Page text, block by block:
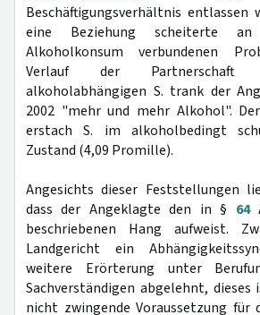
Beschäftigungsverhältnis entlassen
eine Beziehung scheiterte
Alkoholkonsum verbundenen
Verlauf der
alkoholabhängigen S. trank der
2002 "mehr und mehr Alkohol".
erstach S. im alkoholbedingt
Zustand (4,09 Promille).
Angesichts dieser Feststellungen
dass der Angeklagte den in § 64
beschriebenen Hang aufweist.
Landgericht ein
weitere Erörterung unter
Sachverständigen abgelehnt, dieses
nicht zwingende Voraussetzung für